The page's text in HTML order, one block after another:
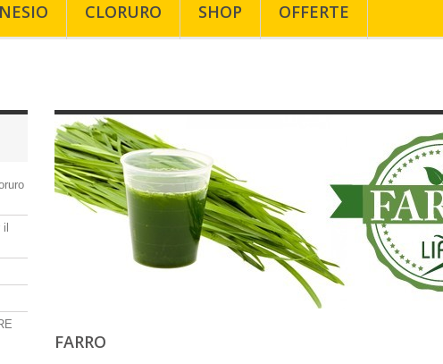
CLORURO SHOP OFFERTE
FARRO